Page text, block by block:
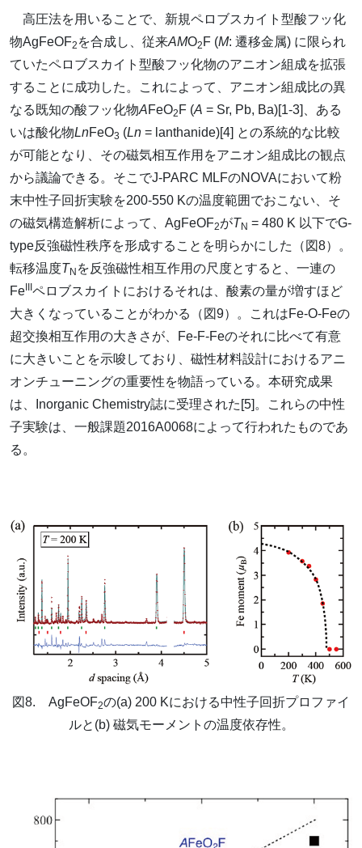
高圧法を用いることで、新規ペロブスカイト型酸フッ化
物AgFeOF2 を合成し、従来AMO2 F (M: 遷移金属) に限られ
ていたペロブスカイト型酸フッ化物のアニオン組成を拡張
することに成功した。これによって、アニオン組成比の異
なる既知の酸フッ化物AFeO2 F (A = Sr, Pb, Ba)[1-3]、ある
いは酸化物LnFeO3 (Ln = lanthanide)[4] との系統的な比較
が可能となり、その磁気相互作用をアニオン組成比の観点
から議論できる。そこでJ-PARC MLFのNOVAにおいて粉
末中性子回折実験を200-550 Kの温度範囲でおこない、そ
の磁気構造解析によって、AgFeOF2がTN = 480 K 以下でG-
type反強磁性秩序を形成することを明らかにした（図8）。
転移温度TN を反強磁性相互作用の尺度とすると、一連の
FeIIIペロブスカイトにおけるそれは、酸素の量が増すほど
大きくなっていることがわかる（図9）。これはFe-O-Feの
超交換相互作用の大きさが、Fe-F-Feのそれに比べて有意
に大きいことを示唆しており、磁性材料設計におけるアニ
オンチューニングの重要性を物語っている。本研究成果
は、Inorganic Chemistry誌に受理された[5]。これらの中性
子実験は、一般課題2016A0068によって行われたものであ
る。
図8. AgFeOF2の(a) 200 Kにおける中性子回折プロファイ
ルと(b) 磁気モーメントの温度依存性。